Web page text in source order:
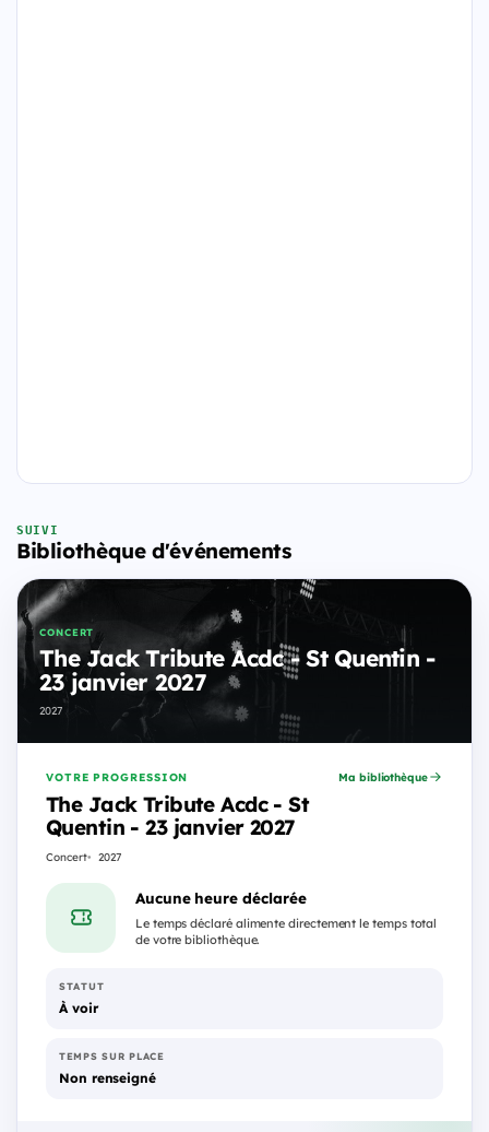
SUIVI
Bibliothèque d'événements
CONCERT
The Jack Tribute Acdc - St Quentin -
23 janvier 2027
2027
VOTRE PROGRESSION
The Jack Tribute Acdc - St
Quentin - 23 janvier 2027
Concert 2027
Ma bibliothèque
Aucune heure déclarée
Le temps déclaré alimente directement le temps total
de votre bibliothèque.
STATUT
À voir
TEMPS SUR PLACE
Non renseigné